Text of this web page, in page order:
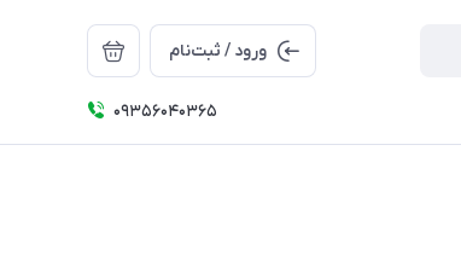
ورود / ثبت‌نام
09356040365